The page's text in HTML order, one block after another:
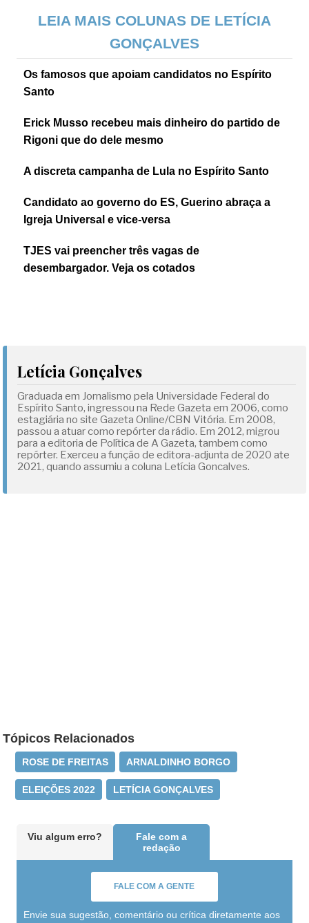
LEIA MAIS COLUNAS DE LETÍCIA
GONÇALVES
Os famosos que apoiam candidatos no Espírito
Santo
Erick Musso recebeu mais dinheiro do partido de
Rigoni que do dele mesmo
A discreta campanha de Lula no Espírito Santo
Candidato ao governo do ES, Guerino abraça a
Igreja Universal e vice-versa
TJES vai preencher três vagas de
desembargador. Veja os cotados
Letícia Gonçalves
Graduada em Jornalismo pela Universidade Federal do
Espírito Santo, ingressou na Rede Gazeta em 2006, como
estagiária no site Gazeta Online/CBN Vitória. Em 2008,
passou a atuar como repórter da rádio. Em 2012, migrou
para a editoria de Política de A Gazeta, tambem como
repórter. Exerceu a função de editora-adjunta de 2020 ate
2021, quando assumiu a coluna Letícia Goncalves.
Tópicos Relacionados
ROSE DE FREITAS ARNALDINHO BORGO
ELEIÇÕES 2022 LETÍCIA GONÇALVES
Viu algum erro?
Fale com a
redação
FALE COM A GENTE
Envie sua sugestão, comentário ou crítica diretamente aos